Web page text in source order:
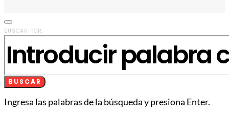
BUSCAR POR:
BUSCAR
Ingresa las palabras de la búsqueda y presiona Enter.